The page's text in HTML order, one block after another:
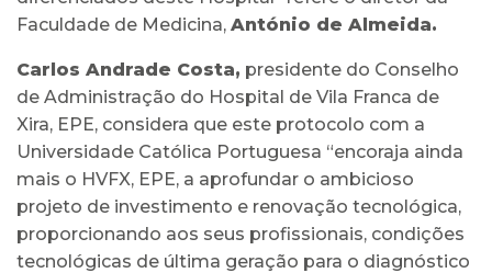
Faculdade de Medicina, António de Almeida.
Carlos Andrade Costa, presidente do Conselho
de Administração do Hospital de Vila Franca de
Xira, EPE, considera que este protocolo com a
Universidade Católica Portuguesa “encoraja ainda
mais o HVFX, EPE, a aprofundar o ambicioso
projeto de investimento e renovação tecnológica,
proporcionando aos seus profissionais, condições
tecnológicas de última geração para o diagnóstico